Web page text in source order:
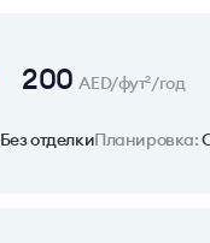
200AED/фут2/год
Без отделкиПланировка: